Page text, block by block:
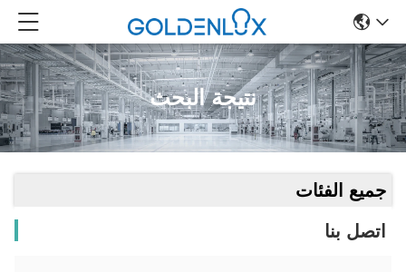
نتيجة البحث
جميع الفئات
اتصل بنا